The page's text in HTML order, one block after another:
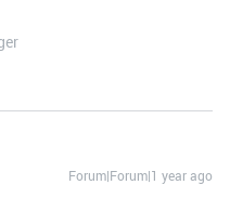
Forum|Forum|1 year ago